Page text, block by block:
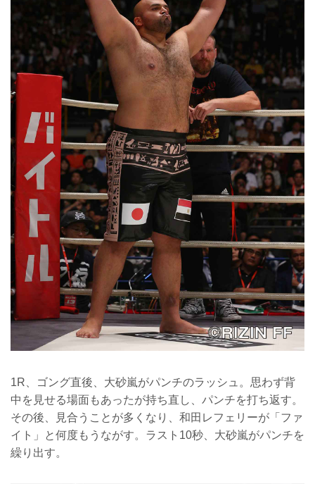
1R、ゴング直後、大砂嵐がパンチのラッシュ。思わず背
中を見せる場面もあったが持ち直し、パンチを打ち返す。
その後、見合うことが多くなり、和田レフェリーが「ファ
イト」と何度もうながす。ラスト10秒、大砂嵐がパンチを
繰り出す。